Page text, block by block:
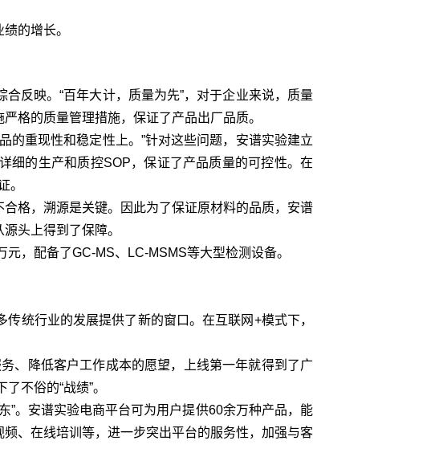
的增长。
反映。“百年大计，质量为先”，对于企业来说，质量
格的质量管理措施，保证了产品出厂品质。
重现性和稳定性上。”针对这些问题，安谱实验建立
细的生产和质控SOP，保证了产品质量的可控性。在
。
格，溯源是关键。因此为了保证原材料的品质，安谱
头上得到了保障。
，配备了GC-MS、LC-MSMS等大型检测设备。
统行业的发展提供了新的窗口。在互联网+模式下，
降低客户工作成本的愿望，上线第一年就得到了广
不俗的“战绩”。
。安谱实验电商平台可为用户提供60余万种产品，能
、在线培训等，进一步突出平台的服务性，加强与客